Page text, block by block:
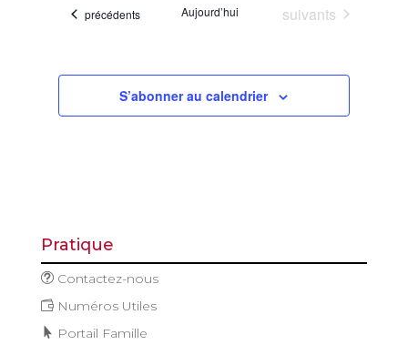
vues
Évènements
précédents Aujourd’hui Évènements
suivants
S’abonner au calendrier
Pratique
Contactez-nous
Numéros Utiles
Portail Famille